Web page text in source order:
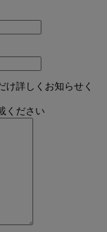
け詳しくお知らせく
ください